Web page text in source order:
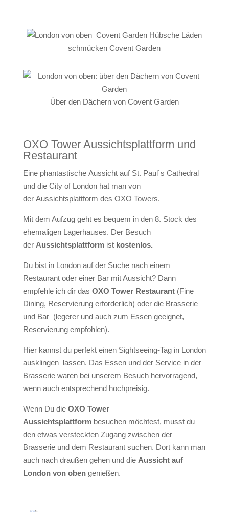
Hübsche Läden
schmücken Covent Garden
Über den Dächern von Covent Garden
OXO Tower Aussichtsplattform und
Restaurant
Eine phantastische Aussicht auf St. Paul`s Cathedral
und die City of Londonhat man von
der Aussichtsplattform des OXO Towers.
Mit dem Aufzug geht es bequem in den 8. Stock des
ehemaligen Lagerhauses. Der Besuch
der Aussichtsplattformist kostenlos.
Du bist in London auf der Suche nach einem
Restaurant oder einer Bar mit Aussicht? Dann
empfehle ich dir das OXO Tower Restaurant(Fine
Dining, Reservierung erforderlich) oder die Brasserie
und Bar(legerer und auch zum Essen geeignet,
Reservierung empfohlen).
Hier kannst du perfekt einen Sightseeing-Tag in London
ausklingen lassen. Das Essen und der Service in der
Brasserie waren bei unserem Besuch hervorragend,
wenn auch entsprechend hochpreisig.
Wenn Du die OXO Tower
Aussichtsplattform besuchen möchtest, musst du
den etwas versteckten Zugang zwischen der
Brasserie und dem Restaurant suchen. Dort kann man
auch nach draußen gehen und die Aussicht auf
London von oben genießen.